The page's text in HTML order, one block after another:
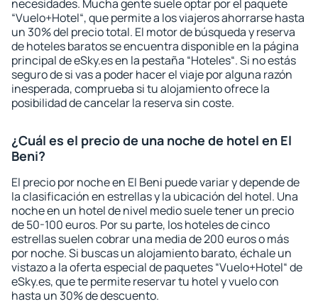
necesidades. Mucha gente suele optar por el paquete
“Vuelo+Hotel“, que permite a los viajeros ahorrarse hasta
un 30% del precio total. El motor de búsqueda y reserva
de hoteles baratos se encuentra disponible en la página
principal de eSky.es en la pestaña “Hoteles“. Si no estás
seguro de si vas a poder hacer el viaje por alguna razón
inesperada, comprueba si tu alojamiento ofrece la
posibilidad de cancelar la reserva sin coste.
¿Cuál es el precio de una noche de hotel en El
Beni?
El precio por noche en El Beni puede variar y depende de
la clasificación en estrellas y la ubicación del hotel. Una
noche en un hotel de nivel medio suele tener un precio
de 50-100 euros. Por su parte, los hoteles de cinco
estrellas suelen cobrar una media de 200 euros o más
por noche. Si buscas un alojamiento barato, échale un
vistazo a la oferta especial de paquetes “Vuelo+Hotel“ de
eSky.es, que te permite reservar tu hotel y vuelo con
hasta un 30% de descuento.